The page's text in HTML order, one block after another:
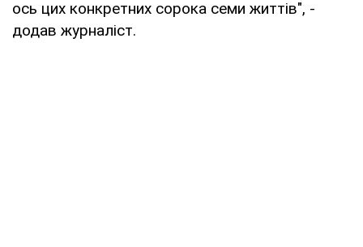
ось цих конкретних сорока семи життів", -
додав журналіст.